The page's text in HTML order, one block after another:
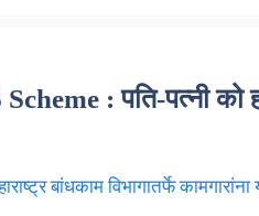
: पति-पत्नी को
बांधकाम विभागातर्फे